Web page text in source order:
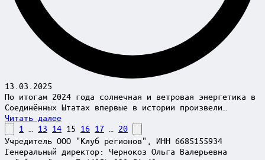
13.03.2025
По итогам 2024 года солнечная и ветровая энергетика в
Соединённых Штатах впервые в истории произвели…
Читать далее
Пагинация
записей
Previous
page
1 13 14 15 16 17 20 Next
page
Учредитель ООО "Клуб регионов", ИНН 6685155934
Генеральный директор: Чернокоз Ольга Валерьевна